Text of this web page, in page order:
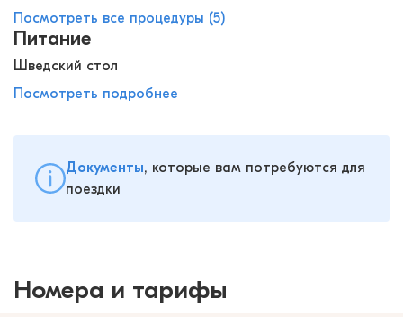
Посмотреть все процедуры (5)
Питание
Шведский стол
Посмотреть подробнее
Документы, которые вам потребуются для
поездки
Номера и тарифы